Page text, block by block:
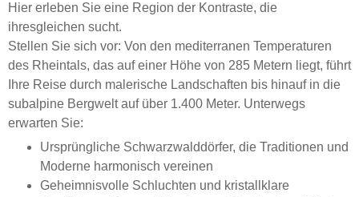
Hier erleben Sie eine Region der Kontraste, die
ihresgleichen sucht.
Stellen Sie sich vor: Von den mediterranen Temperaturen
des Rheintals, das auf einer Höhe von 285 Metern liegt, führt
Ihre Reise durch malerische Landschaften bis hinauf in die
subalpine Bergwelt auf über 1.400 Meter. Unterwegs
erwarten Sie:
Ursprüngliche Schwarzwalddörfer, die Traditionen und
Moderne harmonisch vereinen
Geheimnisvolle Schluchten und kristallklare